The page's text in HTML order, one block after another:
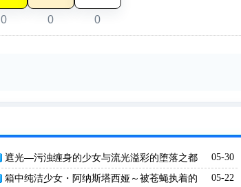
0 0 0
05-30
遮光—污浊缠身的少女与流光溢彩的堕落之都
05-22
箱中纯洁少女・阿纳斯塔西娅～被苍蝇执着的